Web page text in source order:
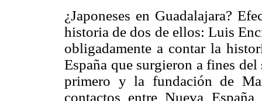
¿Japoneses en Guadalajara?
historia de dos de ellos: Luis
obligadamente a contar la
España que surgieron a fines
primero y la fundación de
contactos entre Nueva